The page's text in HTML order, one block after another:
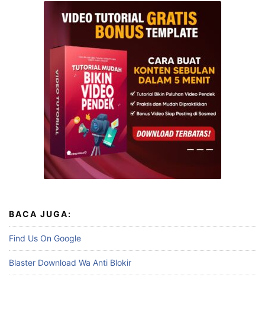
BACA JUGA:
Find Us On Google
Blaster Download Wa Anti Blokir